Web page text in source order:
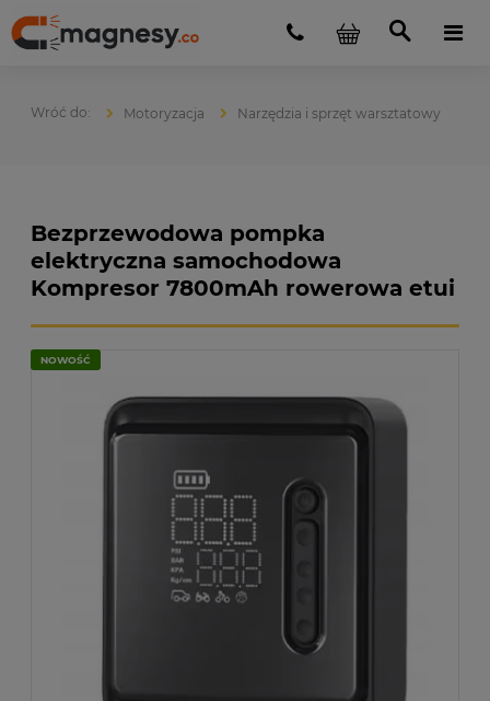
Motoryzacja Narzędzia i sprzęt warsztatowy
Bezprzewodowa pompka
elektryczna samochodowa
Kompresor 7800mAh rowerowa etui
NOWOŚĆ